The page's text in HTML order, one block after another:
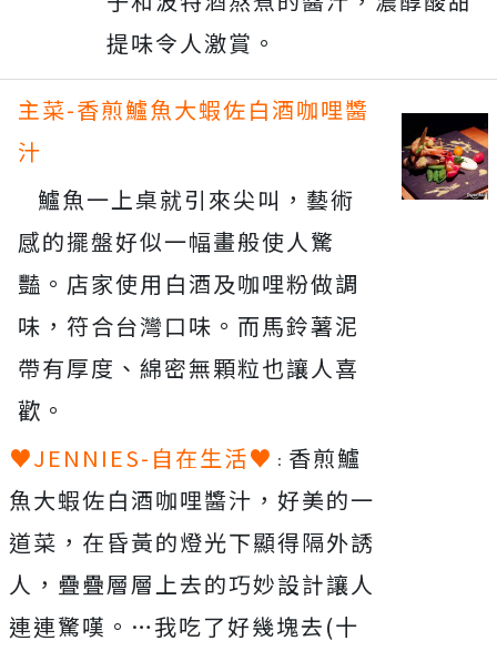
提味令人激賞。
主菜-香煎鱸魚大蝦佐白酒咖哩醬
汁
鱸魚一上桌就引來尖叫，藝術
感的擺盤好似一幅畫般使人驚
豔。店家使用白酒及咖哩粉做調
味，符合台灣口味。而馬鈴薯泥
帶有厚度、綿密無顆粒也讓人喜
歡。
♥JENNIES-自在生活♥ ： 香煎鱸
魚大蝦佐白酒咖哩醬汁，好美的一
道菜，在昏黃的燈光下顯得隔外誘
人，疊疊層層上去的巧妙設計讓人
連連驚嘆。…我吃了好幾塊去(十